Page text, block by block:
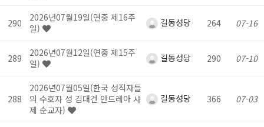
290
2026년07월19일(연중 제16주
일)
길동성당 264 07-16
289
2026년07월12일(연중 제15주
일)
길동성당 290 07-10
288
2026년07월05일(한국 성직자들
의 수호자 성 김대건 안드레아 사
제 순교자)
길동성당 366 07-03